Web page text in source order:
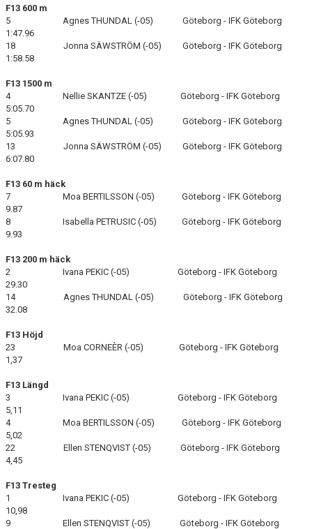
F13 600 m
5 Agnes THUNDAL (-05) Göteborg - IFK Göteborg
1:47.96
18 Jonna SÄWSTRÖM (-05) Göteborg - IFK Göteborg
1:58.58
F13 1500 m
4 Nellie SKANTZE (-05) Göteborg - IFK Göteborg
5:05.70
5 Agnes THUNDAL (-05) Göteborg - IFK Göteborg
5:05.93
13 Jonna SÄWSTRÖM (-05) Göteborg - IFK Göteborg
6:07.80
F13 60 m häck
7 Moa BERTILSSON (-05) Göteborg - IFK Göteborg
9.87
8 Isabella PETRUSIC (-05) Göteborg - IFK Göteborg
9.93
F13 200 m häck
2 Ivana PEKIC (-05) Göteborg - IFK Göteborg
29.30
14 Agnes THUNDAL (-05) Göteborg - IFK Göteborg
32.08
F13 Höjd
23 Moa CORNEÈR (-05) Göteborg - IFK Göteborg
1,37
F13 Längd
3 Ivana PEKIC (-05) Göteborg - IFK Göteborg
5,11
4 Moa BERTILSSON (-05) Göteborg - IFK Göteborg
5,02
22 Ellen STENQVIST (-05) Göteborg - IFK Göteborg
4,45
F13 Tresteg
1 Ivana PEKIC (-05) Göteborg - IFK Göteborg
10,98
9 Ellen STENQVIST (-05) Göteborg - IFK Göteborg